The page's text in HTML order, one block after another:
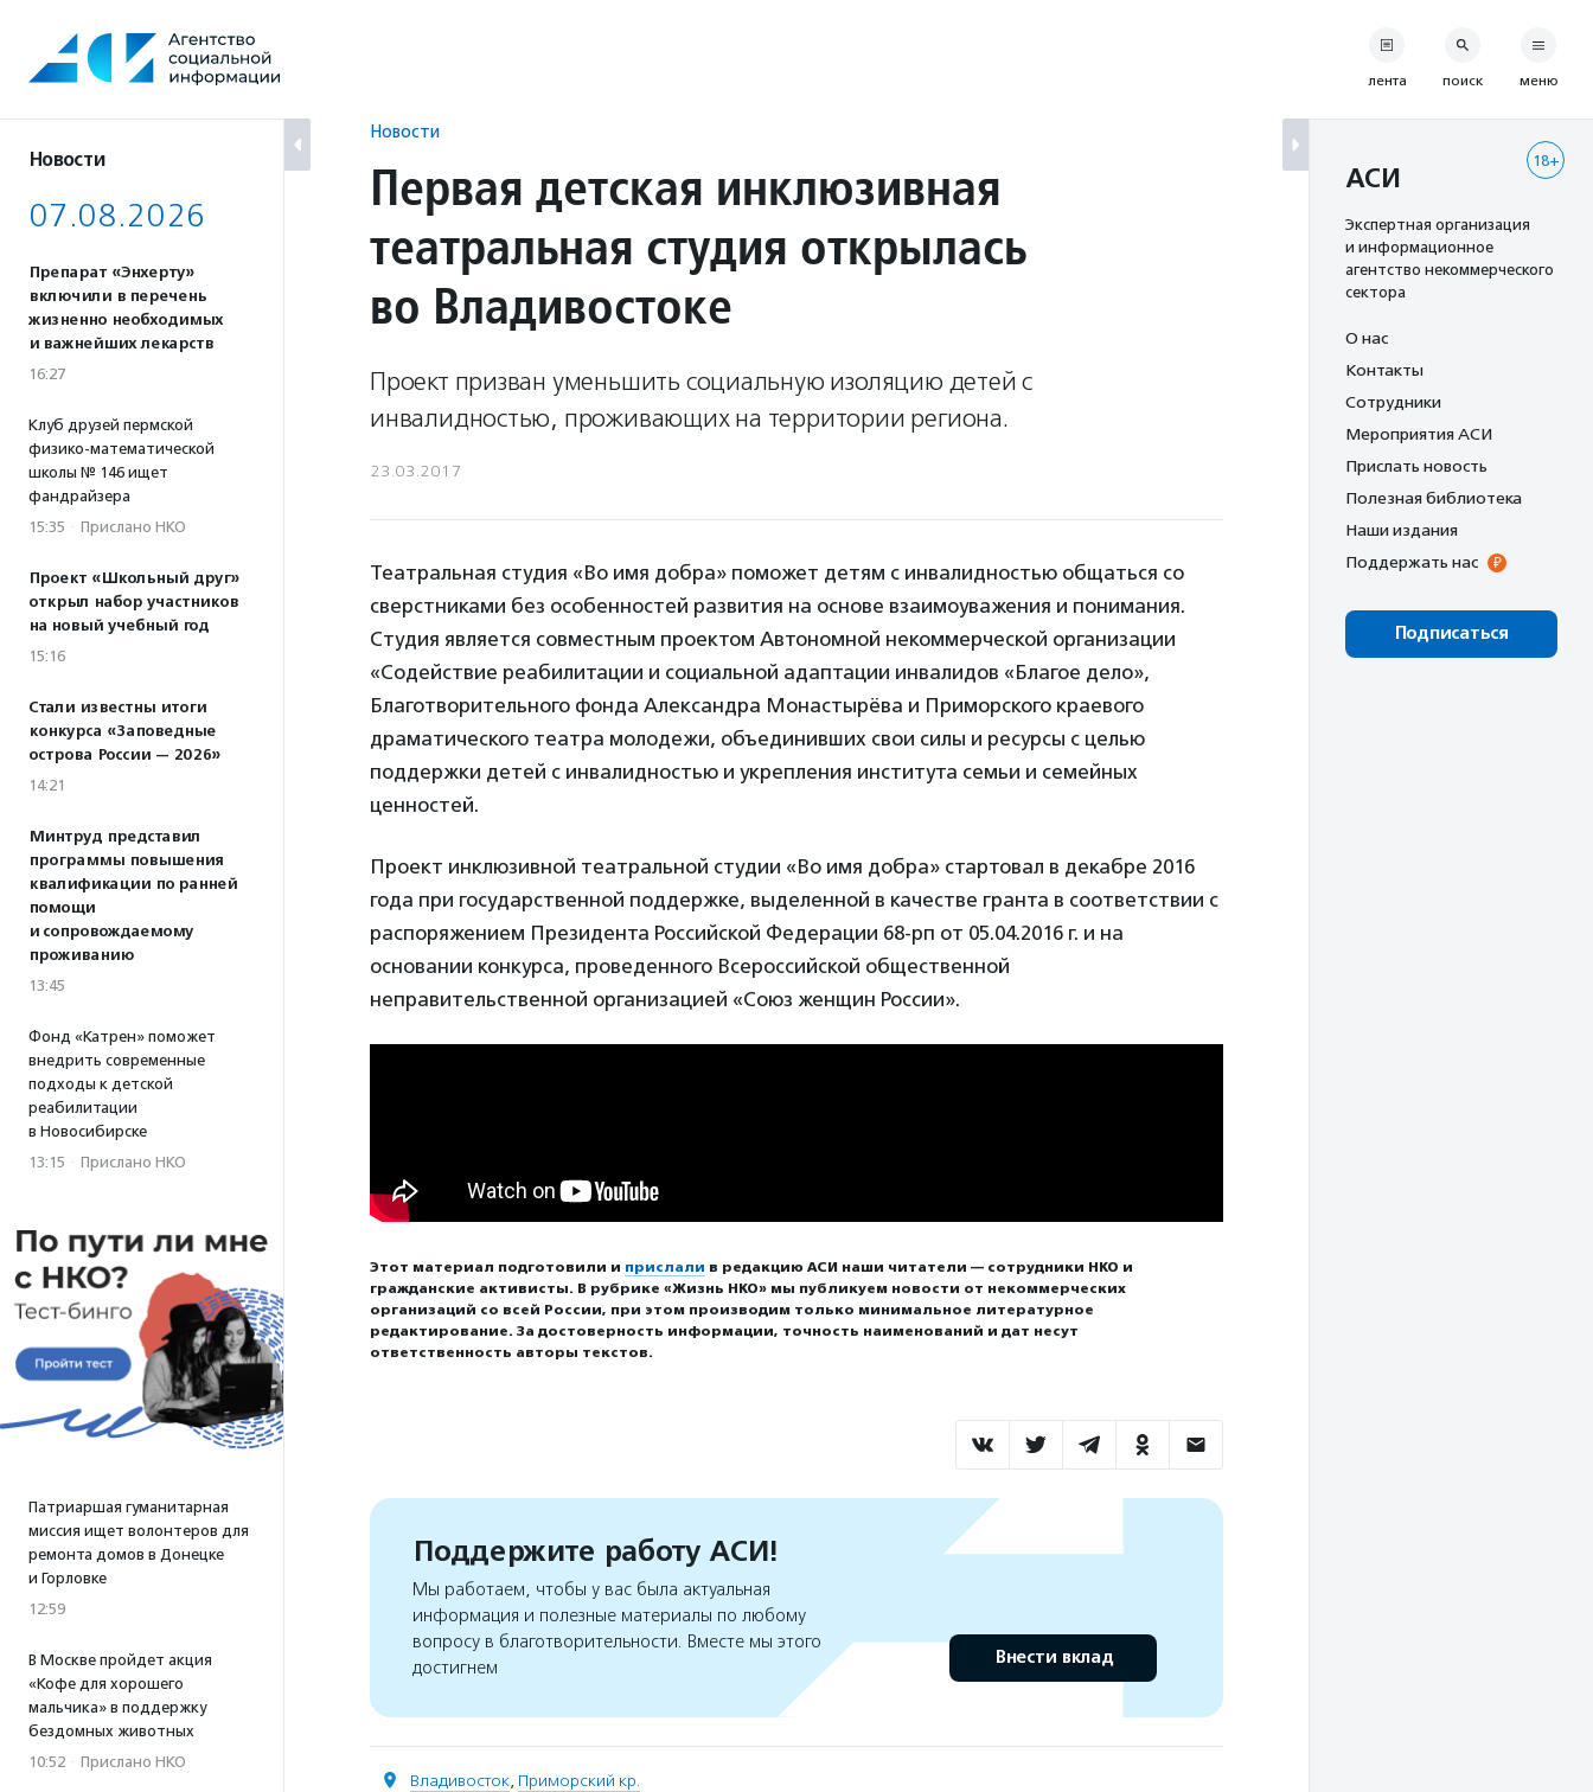
содержанию
Новости
07.08.2026
Препарат «Энхерту»
включили в перечень
жизненно необходимых
и важнейших лекарств
16:27
Клуб друзей пермской
физико-математической
школы № 146 ищет
фандрайзера
15:35 · Прислано НКО
Проект «Школьный друг»
открыл набор участников
на новый учебный год
15:16
Стали известны итоги
конкурса «Заповедные
острова России — 2026»
14:21
Минтруд представил
программы повышения
квалификации по ранней
помощи
и сопровождаемому
проживанию
13:45
Фонд «Катрен» поможет
внедрить современные
подходы к детской
реабилитации
в Новосибирске
13:15 · Прислано НКО
Патриаршая гуманитарная
миссия ищет волонтеров для
ремонта домов в Донецке
и Горловке
12:59
В Москве пройдет акция
«Кофе для хорошего
мальчика» в поддержку
бездомных животных
10:52 · Прислано НКО
Новости
Первая детская инклюзивная
театральная студия открылась
во Владивостоке
Проект призван уменьшить социальную изоляцию детей с
инвалидностью, проживающих на территории региона.
23.03.2017
Театральная студия «Во имя добра» поможет детям с инвалидностью общаться со
сверстниками без особенностей развития на основе взаимоуважения и понимания.
Студия является совместным проектом Автономной некоммерческой организации
«Содействие реабилитации и социальной адаптации инвалидов «Благое дело»,
Благотворительного фонда Александра Монастырёва и Приморского краевого
драматического театра молодежи, объединивших свои силы и ресурсы с целью
поддержки детей с инвалидностью и укрепления института семьи и семейных
ценностей.
Проект инклюзивной театральной студии «Во имя добра» стартовал в декабре 2016
года при государственной поддержке, выделенной в качестве гранта в соответствии с
распоряжением Президента Российской Федерации 68-рп от 05.04.2016 г. и на
основании конкурса, проведенного Всероссийской общественной
неправительственной организацией «Союз женщин России».
Этот материал подготовили и прислали в редакцию АСИ наши читатели — сотрудники НКО и
гражданские активисты. В рубрике «Жизнь НКО» мы публикуем новости от некоммерческих
организаций со всей России, при этом производим только минимальное литературное
редактирование. За достоверность информации, точность наименований и дат несут
ответственность авторы текстов.
Поддержите работу АСИ!
Мы работаем, чтобы у вас была актуальная
информация и полезные материалы по любому
вопросу в благотворительности. Вместе мы этого
достигнем
Внести вклад
Владивосток, Приморский кр.
лента поиск меню
18+
АСИ
Экспертная организация
и информационное
агентство некоммерческого
сектора
О нас
Контакты
Сотрудники
Мероприятия АСИ
Прислать новость
Полезная библиотека
Наши издания
Поддержать нас
Подписаться